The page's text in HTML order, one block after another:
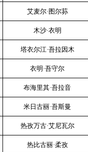
艾麦尔·图尔荪
木沙·衣明
塔衣尔江·吾拉因木
衣明·吾守尔
布海里其·吾拉音
米日古丽·吾斯曼
热孜万古·艾尼瓦尔
热比古丽·柔孜